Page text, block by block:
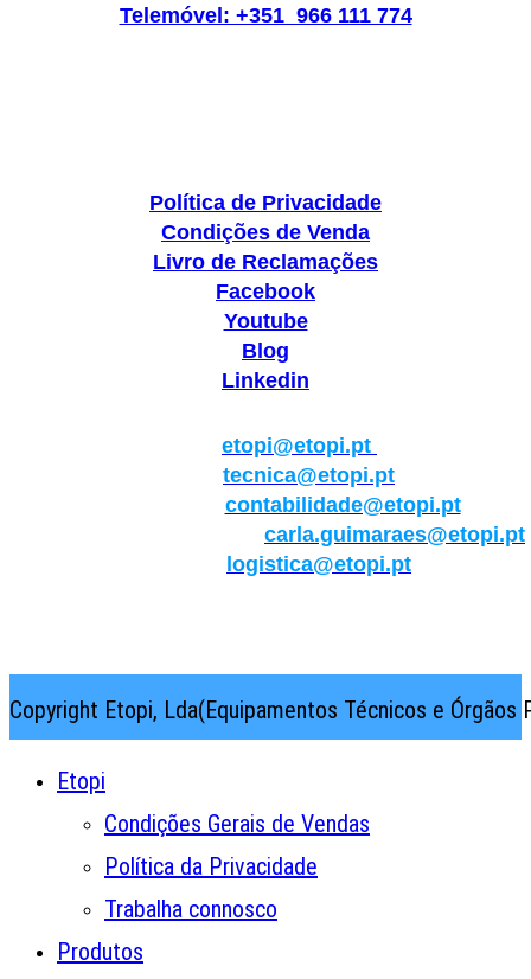
Telemóvel: +351 966 111 774
Política de Privacidade
Condições de Venda
Livro de Reclamações
Facebook
Youtube
Blog
Linkedin
etopi@etopi.pt
tecnica@etopi.pt
contabilidade@etopi.pt
carla.guimaraes@etopi.pt
logistica@etopi.pt
Copyright Etopi, Lda(Equipamentos Técnicos e
Etopi
Condições Gerais de Vendas
Política da Privacidade
Trabalha connosco
Produtos